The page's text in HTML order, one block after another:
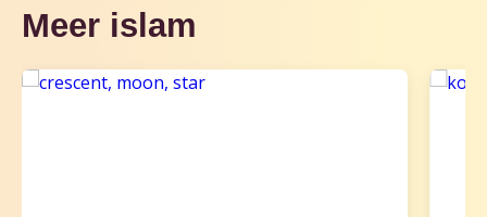
Meer islam